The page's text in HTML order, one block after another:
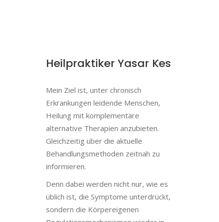
Heilpraktiker Yasar Kes
Mein Ziel ist, unter chronisch
Erkrankungen leidende Menschen,
Heilung mit komplementäre
alternative Therapien anzubieten.
Gleichzeitig über die aktuelle
Behandlungsmethoden zeitnah zu
informieren.
Denn dabei werden nicht nur, wie es
üblich ist, die Symptome unterdrückt,
sondern die Körpereigenen